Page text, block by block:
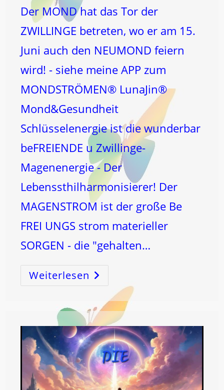
Der MOND hat das Tor der
ZWILLINGE betreten, wo er am 15.
Juni auch den NEUMOND feiern
wird! - siehe meine APP zum
MONDSTRÖMEN® LunaJin®
Mond&Gesundheit
Schlüsselenergie ist die wunderbar
beFREIENDE u Zwillinge-
Magenenergie - Der
Lebenssthilharmonisierer! Der
MAGENSTROM ist der große Be
FREI UNGS strom materieller
SORGEN - die "gehalten…
Weiterlesen NEUMOND
In
Den
ZWILLINGEN!